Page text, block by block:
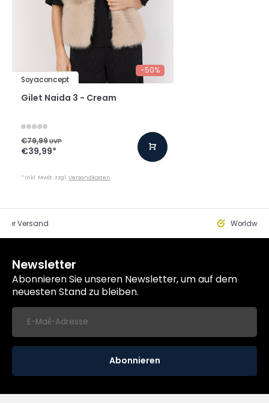
-50%
Soyaconcept
Gilet Naida 3 - Cream
€79,99UVP
€39,99*
* Inkl. MwSt. zzgl.Versandkosten
Versand
Newsletter
Abonnieren Sie unseren Newsletter, um auf dem
neuesten Stand zu bleiben.
Abonnieren